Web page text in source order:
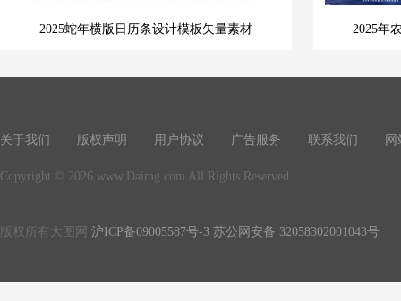
2025蛇年横版日历条设计模板矢量素材 2025年
关于我们 版权声明 用户协议 广告服务 联系我们 网
Copyright © 2026 www.Daimg.com All Rights Reserved
版权所有大图网 沪ICP备09005587号-3 苏公网安备 32058302001043号